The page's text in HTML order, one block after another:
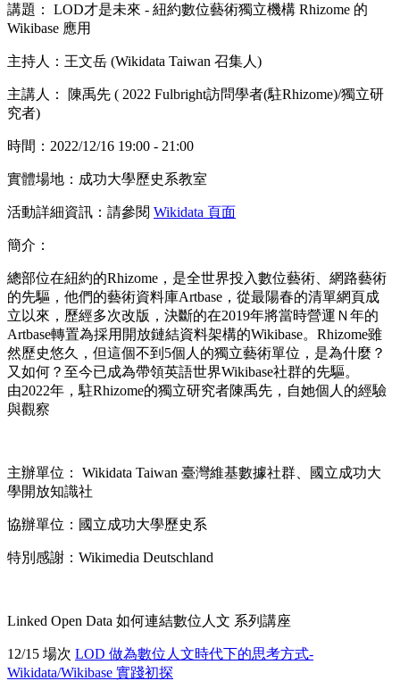
講題： LOD才是未來 - 紐約數位藝術獨立機構 Rhizome 的
Wikibase 應用
主持人：王文岳 (Wikidata Taiwan 召集人)
主講人： 陳禹先 ( 2022 Fulbright訪問學者(駐Rhizome)/獨立研
究者)
時間：2022/12/16 19:00 - 21:00
實體場地：成功大學歷史系教室
活動詳細資訊： 請參閱 Wikidata 頁面
簡介：
總部位在紐約的Rhizome，是全世界投入數位藝術、網路藝術
的先驅，他們的藝術資料庫Artbase，從最陽春的清單網頁成
立以來，歷經多次改版，決斷的在2019年將當時營運Ｎ年的
Artbase轉置為採用開放鏈結資料架構的Wikibase。Rhizome雖
然歷史悠久，但這個不到5個人的獨立藝術單位，是為什麼？
又如何？至今已成為帶領英語世界Wikibase社群的先驅。
由2022年，駐Rhizome的獨立研究者陳禹先，自她個人的經驗
與觀察
主辦單位： Wikidata Taiwan 臺灣維基數據社群、國立成功大
學開放知識社
協辦單位：國立成功大學歷史系
特別感謝：Wikimedia Deutschland
Linked Open Data 如何連結數位人文 系列講座
12/15 場次 LOD 做為數位人文時代下的思考方式-
Wikidata/Wikibase 實踐初探